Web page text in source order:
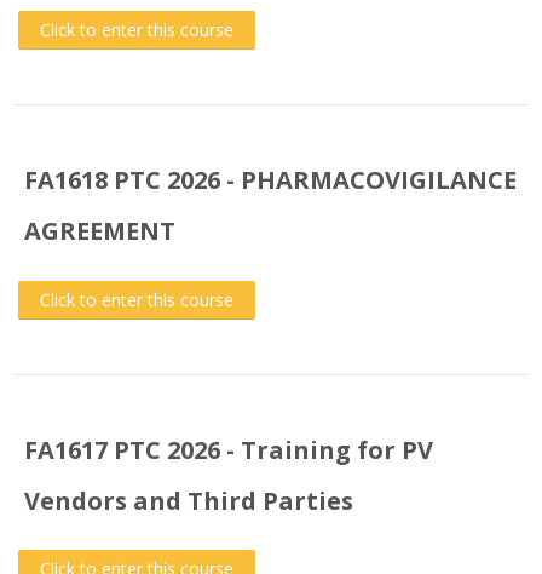
Click to enter this course
FA1618 PTC 2026 - PHARMACOVIGILANCE
AGREEMENT
Click to enter this course
FA1617 PTC 2026 - Training for PV
Vendors and Third Parties
Click to enter this course